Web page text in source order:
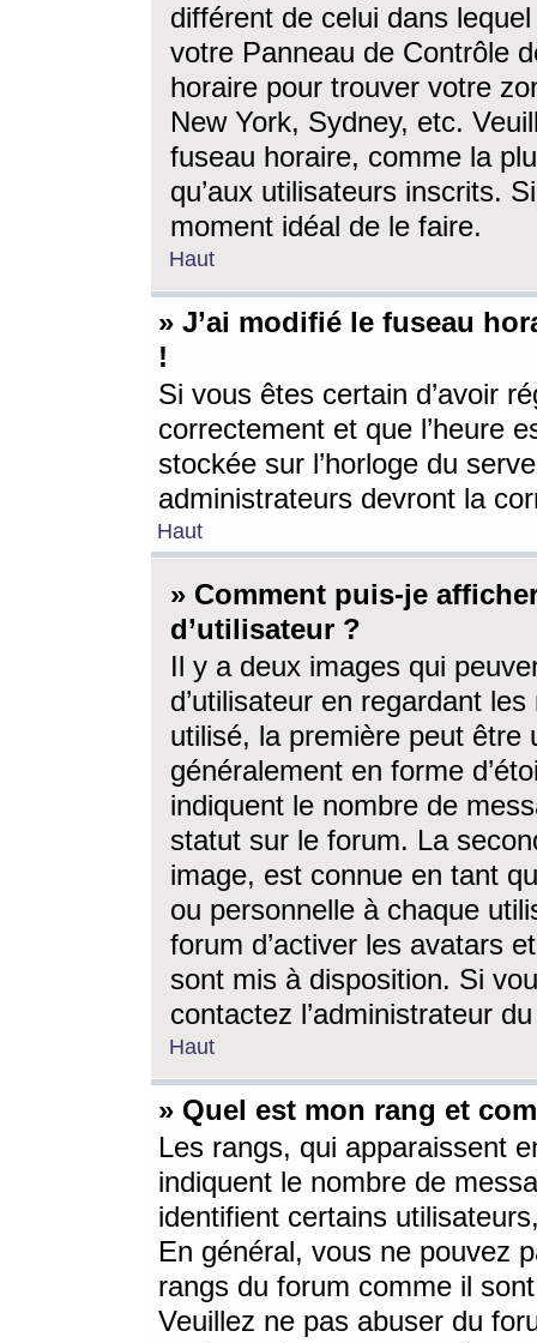
différent de celui dans
votre Panneau de Contrôle
horaire pour trouver votre
New York, Sydney, etc.
fuseau horaire, comme la
qu’aux utilisateurs inscrits.
moment idéal de le faire.
Haut
» J’ai modifié le fuseau
!
Si vous êtes certain d’avoir
correctement et que l’heure
stockée sur l’horloge du
administrateurs devront la
Haut
» Comment puis-je
d’utilisateur ?
Il y a deux images qui
d’utilisateur en regardant
utilisé, la première peut être
généralement en forme
indiquent le nombre de
statut sur le forum. La
image, est connue en tant
ou personnelle à chaque
forum d’activer les avatars
sont mis à disposition. Si
contactez l’administrateur
Haut
» Quel est mon rang et
Les rangs, qui apparaissent
indiquent le nombre de
identifient certains
En général, vous ne pouvez
rangs du forum comme il
Veuillez ne pas abuser du